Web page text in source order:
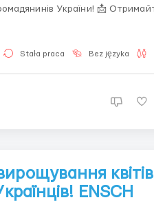
📩 Отримайте консультацію
Stała praca Bez języka
квітів
ENSCH